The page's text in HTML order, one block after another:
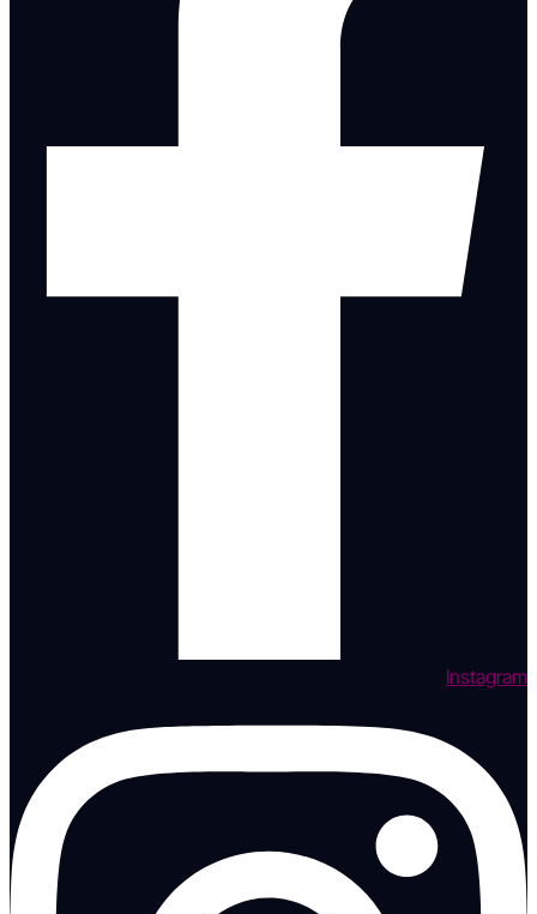
Instagram